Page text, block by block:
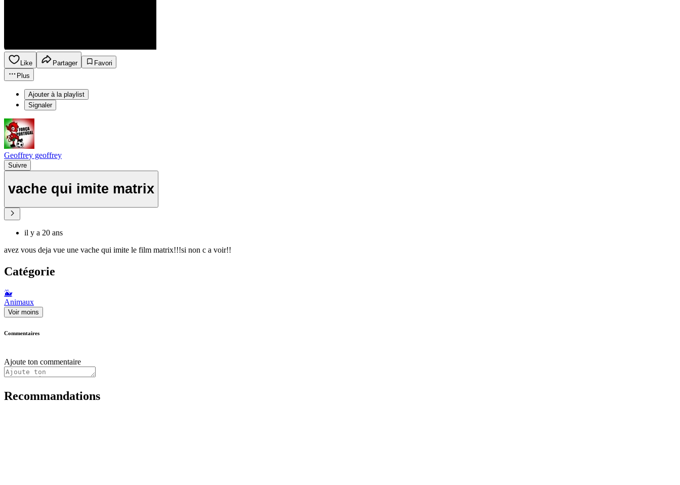
Like Partager
Favori
Plus
Ajouter à la playlist
Signaler
Geoffrey geoffrey
Suivre
vache qui imite matrix
il y a 20 ans
avez vous deja vue une vache qui imite le film matrix!!!si non c a voir!!
Catégorie
🐳
Animaux
Voir moins
Commentaires
Ajoute ton commentaire
Recommandations